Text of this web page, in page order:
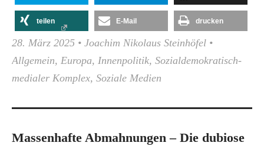
teilen E-Mail drucken
28. März 2025 • Joachim Nikolaus Steinhöfel •
Allgemein, Europa, Innenpolitik, Sozialdemokratisch-
medialer Komplex, Soziale Medien
Massenhafte Abmahnungen – Die dubiose